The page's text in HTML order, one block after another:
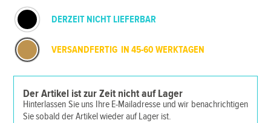
DERZEIT NICHT LIEFERBAR
VERSANDFERTIG IN 45-60 WERKTAGEN
Der Artikel ist zur Zeit nicht auf Lager
Hinterlassen Sie uns Ihre E-Mailadresse und wir benachrichtigen
Sie sobald der Artikel wieder auf Lager ist.